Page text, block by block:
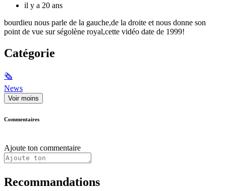
il y a 20 ans
bourdieu nous parle de la gauche,de la droite et nous donne son
point de vue sur ségolène royal,cette vidéo date de 1999!
Catégorie
🗞
News
Voir moins
Commentaires
Ajoute ton commentaire
Recommandations